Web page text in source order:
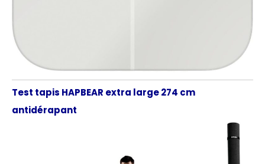
Test tapis HAPBEAR extra large 274 cm
antidérapant